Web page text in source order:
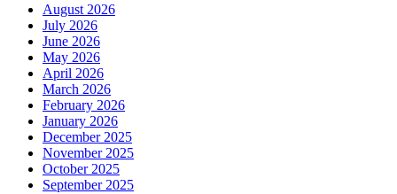
August 2026
July 2026
June 2026
May 2026
April 2026
March 2026
February 2026
January 2026
December 2025
November 2025
October 2025
September 2025